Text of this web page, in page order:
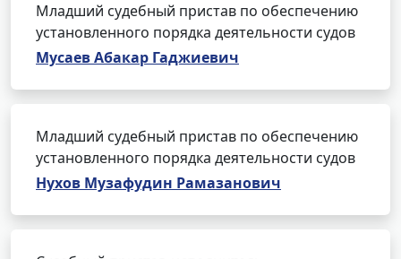
Младший судебный пристав по обеспечению
установленного порядка деятельности судов
Мусаев Абакар Гаджиевич
Младший судебный пристав по обеспечению
установленного порядка деятельности судов
Нухов Музафудин Рамазанович